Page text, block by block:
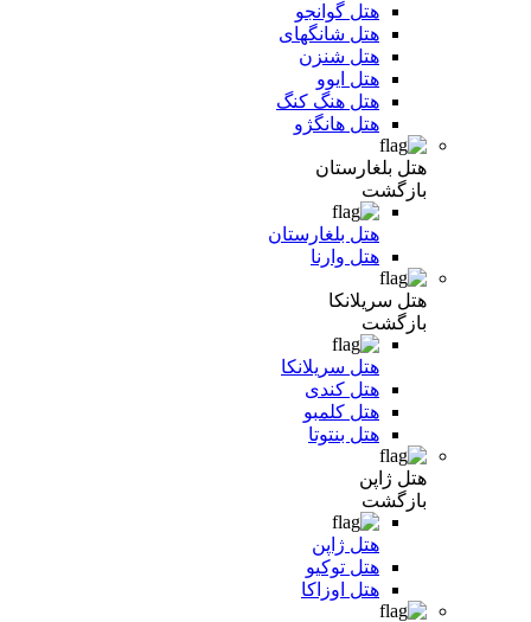
هتل گوانجو
هتل شانگهای
هتل شنزن
هتل ایوو
هتل هنگ کنگ
هتل هانگژو
هتل بلغارستان
بازگشت
هتل بلغارستان
هتل وارنا
هتل سریلانکا
بازگشت
هتل سریلانکا
هتل کندی
هتل کلمبو
هتل بنتوتا
هتل ژاپن
بازگشت
هتل ژاپن
هتل توکیو
هتل اوزاکا